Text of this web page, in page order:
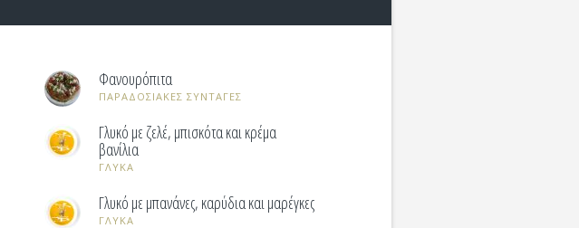
Φανουρόπιτα
ΠΑΡΑΔΟΣΙΑΚΕΣ ΣΥΝΤΑΓΕΣ
Γλυκό με ζελέ, μπισκότα και κρέμα
βανίλια
ΓΛΥΚΑ
Γλυκό με μπανάνες, καρύδια και μαρέγκες
ΓΛΥΚΑ